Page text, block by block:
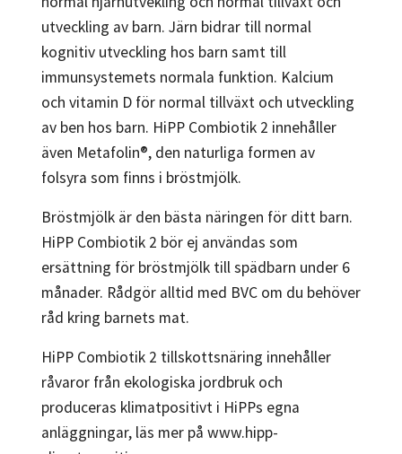
utveckling av barn. Järn bidrar till normal
kognitiv utveckling hos barn samt till
immunsystemets normala funktion. Kalcium
och vitamin D för normal tillväxt och utveckling
av ben hos barn. HiPP Combiotik 2 innehåller
även Metafolin®, den naturliga formen av
folsyra som finns i bröstmjölk.
Bröstmjölk är den bästa näringen för ditt barn.
HiPP Combiotik 2 bör ej användas som
ersättning för bröstmjölk till spädbarn under 6
månader. Rådgör alltid med BVC om du behöver
råd kring barnets mat.
HiPP Combiotik 2 tillskottsnäring innehåller
råvaror från ekologiska jordbruk och
produceras klimatpositivt i HiPPs egna
anläggningar, läs mer på www.hipp-